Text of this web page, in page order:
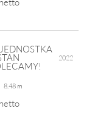
2022
8.48 m